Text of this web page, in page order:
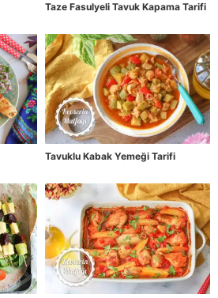
Taze Fasulyeli Tavuk Kapama Tarifi
Tavuklu Kabak Yemeği Tarifi